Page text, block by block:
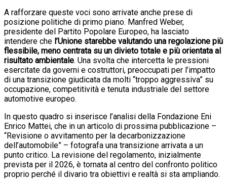
A rafforzare queste voci sono arrivate anche prese di
posizione politiche di primo piano. Manfred Weber,
presidente del Partito Popolare Europeo, ha lasciato
intendere che l’Unione starebbe valutando una regolazione più
flessibile, meno centrata su un divieto totale e più orientata al
risultato ambientale. Una svolta che intercetta le pressioni
esercitate da governi e costruttori, preoccupati per l’impatto
di una transizione giudicata da molti “troppo aggressiva” su
occupazione, competitività e tenuta industriale del settore
automotive europeo.
In questo quadro si inserisce l’analisi della Fondazione Eni
Enrico Mattei, che in un articolo di prossima pubblicazione –
“Revisione o avvitamento per la decarbonizzazione
dell’automobile” – fotografa una transizione arrivata a un
punto critico. La revisione del regolamento, inizialmente
prevista per il 2026, è tornata al centro del confronto politico
proprio perché il divario tra obiettivi e realtà si sta ampliando.